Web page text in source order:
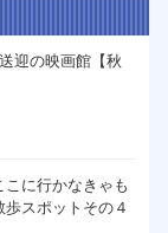
迎の映画館【秋
こに行かなきゃも
スポットその４